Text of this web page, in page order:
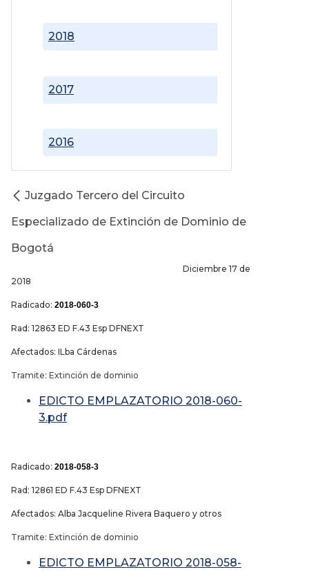
2016
2017
2018
Juzgado Tercero del Circuito
Especializado de Extinción de Dominio de
Bogotá
Diciembre 17 de
2018
Radicado: 2018-060-3
Rad: 12863 ED F.43 Esp DFNEXT
Afectados: ILba Cárdenas
Tramite: Extinción de dominio
EDICTO EMPLAZATORIO 2018-060-
3.pdf
Radicado: 2018-058-3
Rad: 12861 ED F.43 Esp DFNEXT
Afectados: Alba Jacqueline Rivera Baquero y otros
Tramite: Extinción de dominio
EDICTO EMPLAZATORIO 2018-058-